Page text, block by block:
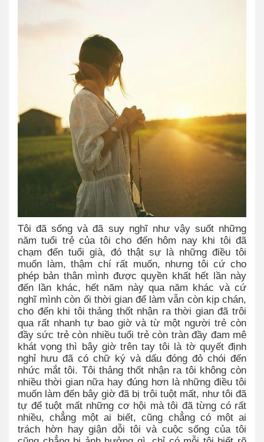
Tôi đã sống và đã suy nghĩ như vậy suốt những
năm tuổi trẻ của tôi cho đến hôm nay khi tôi đã
chạm đến tuổi già, đó thật sự là những điều tôi
muốn làm, thậm chí rất muốn, nhưng tôi cứ cho
phép bản thân mình được quyền khất hết lần này
đến lần khác, hết năm này qua năm khác và cứ
nghĩ mình còn ối thời gian để làm vẫn còn kịp chán,
cho đến khi tôi thảng thốt nhận ra thời gian đã trôi
qua rất nhanh tự bao giờ và từ một người trẻ còn
đầy sức trẻ còn nhiều tuổi trẻ còn tràn đầy đam mê
khát vọng thì bây giờ trên tay tôi là tờ quyết định
nghỉ hưu đã có chữ ký và dấu đóng đỏ chói đến
nhức mắt tôi. Tôi thảng thốt nhận ra tôi không còn
nhiều thời gian nữa hay đúng hơn là những điều tôi
muốn làm đến bây giờ đã bị trôi tuột mất, như tôi đã
tự để tuột mất những cơ hội mà tôi đã từng có rất
nhiều, chẳng một ai biết, cũng chẳng có một ai
trách hờn hay giận dỗi tôi và cuộc sống của tôi